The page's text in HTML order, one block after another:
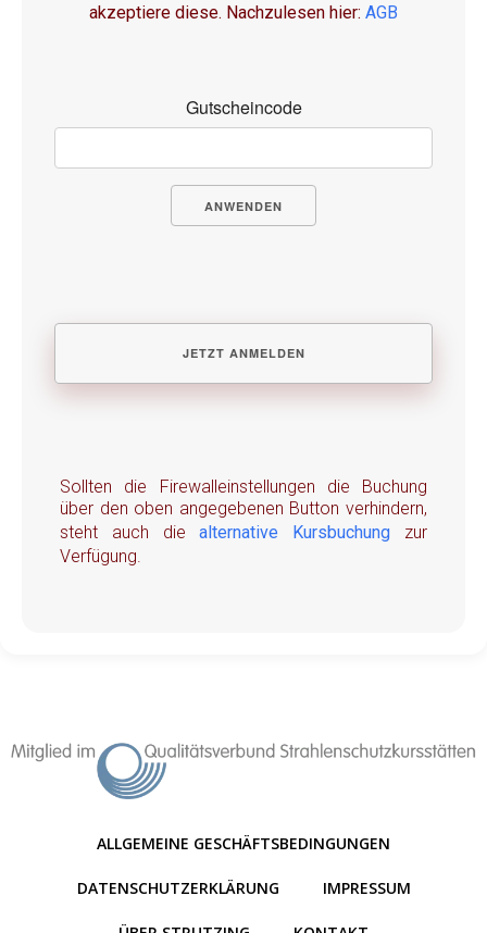
akzeptiere diese. Nachzulesen hier: AGB
Gutscheincode
ANWENDEN
Sollten die Firewalleinstellungen die Buchung
über den oben angegebenen Button verhindern,
steht auch diealternative Kursbuchung zur
Verfügung.
ALLGEMEINE GESCHÄFTSBEDINGUNGEN
DATENSCHUTZERKLÄRUNG IMPRESSUM